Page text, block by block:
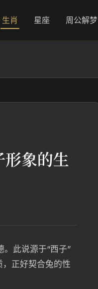
生肖 星座 周公解梦
象的生
此说源于“西子”
正好契合兔的性